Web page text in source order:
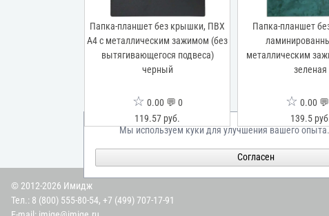
Папка-планшет без крышки, ПВХ
А4 с металлическим зажимом (без
вытягивающегося подвеса)
черный
☆ 0.00 💬 0
119.57 руб.
Папка-планшет
металлическим
зеленая
☆ 0.00
139.5
Мы используем куки для улучшения вашего
Согласен
© 2012-2026 Имидж
Тел.: 8 (800) 555-80-54, +7 (499) 707-17-91